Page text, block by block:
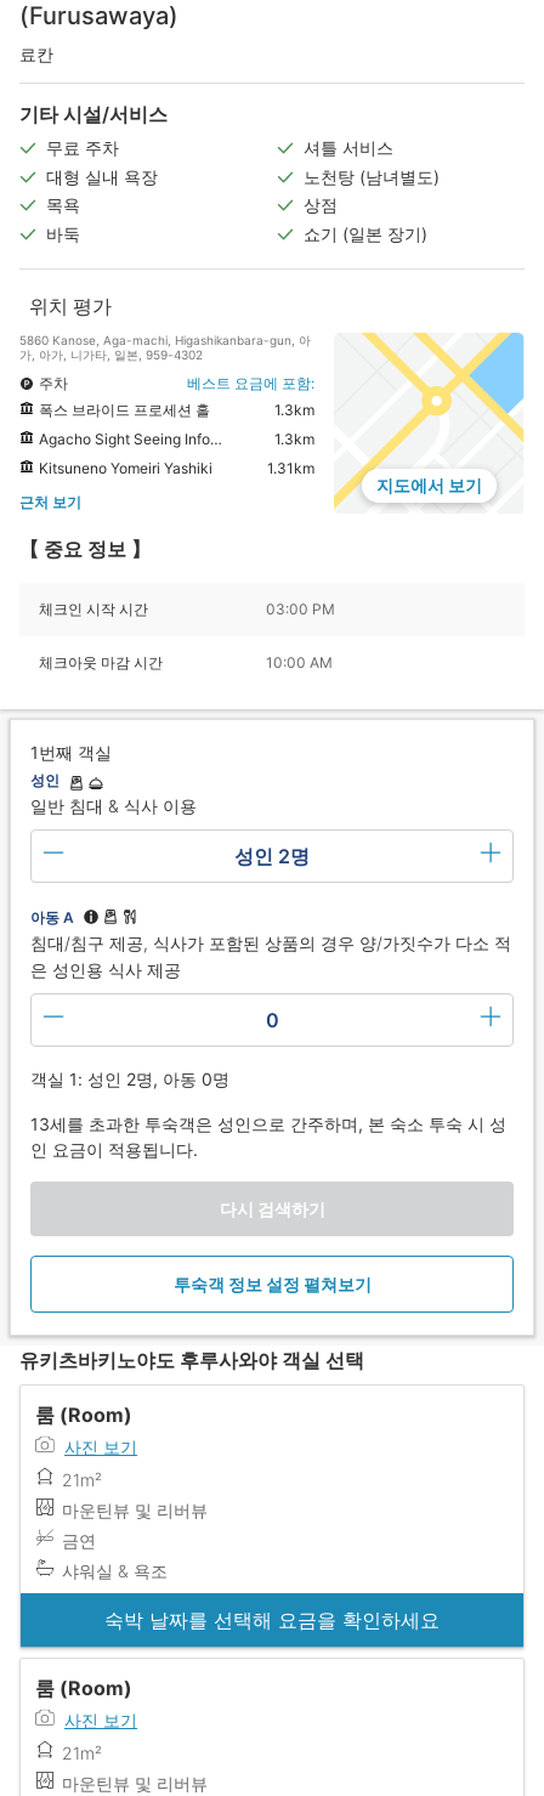
(Furusawaya)
료칸
기타 시설/서비스
무료 주차
셔틀 서비스
대형 실내 욕장
노천탕 (남녀별도)
목욕
상점
바둑
쇼기 (일본 장기)
위치 평가
5860 Kanose, Aga-machi, Higashikanbara-gun, 아
가, 아가, 니가타, 일본, 959-4302
주차
베스트 요금에 포함:
폭스 브라이드 프로세션 홀
1.3km
Agacho Sight Seeing Information Center
1.3km
Kitsuneno Yomeiri Yashiki
1.31km
근처 보기
지도에서 보기
【 중요 정보 】
체크인 시작 시간 03:00 PM
체크아웃 마감 시간 10:00 AM
1번째 객실
성인
일반 침대 & 식사 이용
성인 2명
아동 A
침대/침구 제공, 식사가 포함된 상품의 경우 양/가짓수가 다소 적
은 성인용 식사 제공
0
객실 1: 성인 2명, 아동 0명
13세를 초과한 투숙객은 성인으로 간주하며, 본 숙소 투숙 시 성
인 요금이 적용됩니다.
다시 검색하기
투숙객 정보 설정 펼쳐보기
유키츠바키노야도 후루사와야 객실 선택
룸 (Room)
사진 보기
21m²
마운틴뷰 및 리버뷰
금연
샤워실 & 욕조
숙박 날짜를 선택해 요금을 확인하세요
룸 (Room)
사진 보기
21m²
마운틴뷰 및 리버뷰